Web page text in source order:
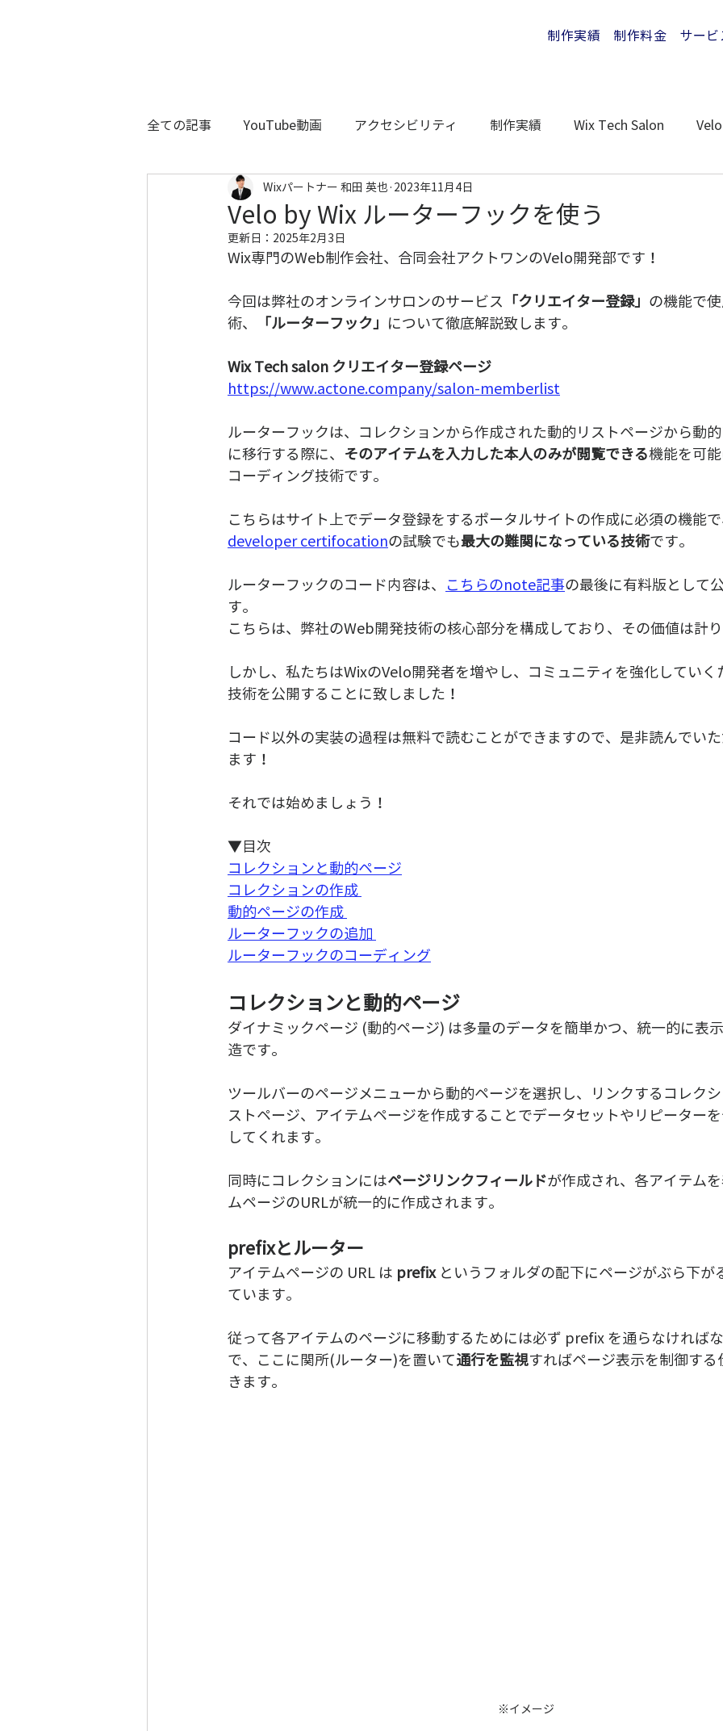
制作実績 制作料金 サービ
全ての記事 YouTube動画 アクセシビリティ 制作実績 Wix Tech Salon
Velo by Wix ルーターフックを使う
Wixパートナー 和田 英也 2023年11月4日
更新日： 2025年2月3日
Wix専門のWeb制作会社、合同会社アクトワンのVelo開発部です！
今回は弊社のオンラインサロンのサービス 「クリエイター登録」 の機能で
術、
「ルーターフック」 について徹底解説致します。
Wix Tech salon クリエイター登録ページ
https://www.actone.company/salon-memberlist
ルーターフックは、コレクションから作成された動的リストページから動
に移行する際に、
そのアイテムを入力した本人のみが閲覧できる機能を可
コーディング技術です。
こちらはサイト上でデータ登録をするポータルサイトの作成に必須の機能で
developer certifocationの試験でも最大の難関になっている技術です。
ルーターフックのコード内容は、 こちらのnote記事の最後に有料版として
す。
こちらは、弊社のWeb開発技術の核心部分を構成しており、その価値は計り
しかし、私たちはWixのVelo開発者を増やし、コミュニティを強化していく
技術を公開することに致しました！
コード以外の実装の過程は無料で読むことができますので、是非読んでい
ます！
それでは始めましょう！
▼目次
コレクションと動的ページ
コレクションの作成
動的ページの作成
ルーターフックの追加
ルーターフックのコーディング
コレクションと動的ページ
ダイナミックページ (動的ページ) は多量のデータを簡単かつ、統一的に表
造です。
ツールバーのページメニューから動的ページを選択し、リンクするコレク
ストページ、アイテムページを作成することでデータセットやリピーター
してくれます。
同時にコレクションにはページリンクフィールドが作成され、各アイテム
ムページのURLが統一的に作成されます。
prefixとルーター
アイテムページの URL は prefix というフォルダの配下にページがぶら下が
ています。
従って各アイテムのページに移動するためには必ず prefix を通らなければ
で、ここに関所(ルーター)を置いて通行を監視すればページ表示を制御する
きます。
※イメージ